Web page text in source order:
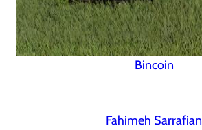
Bincoin
Fahimeh Sarrafian